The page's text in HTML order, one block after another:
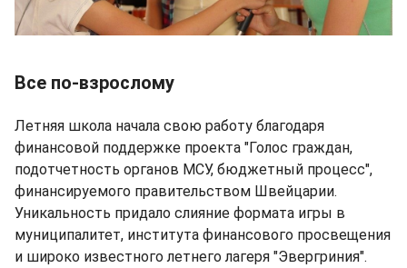
Все по-взрослому
Летняя школа начала свою работу благодаря
финансовой поддержке проекта "Голос граждан,
подотчетность органов МСУ, бюджетный процесс",
финансируемого правительством Швейцарии.
Уникальность придало слияние формата игры в
муниципалитет, института финансового просвещения
и широко известного летнего лагеря "Эвергриния".